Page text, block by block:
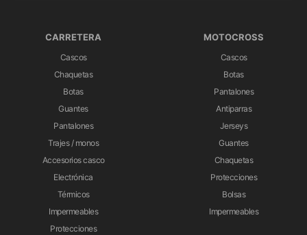
CARRETERA
Cascos
Chaquetas
Botas
Guantes
Pantalones
Trajes / monos
Accesorios casco
Electrónica
Térmicos
Impermeables
Protecciones
MOTOCROSS
Cascos
Botas
Pantalones
Antiparras
Jerseys
Guantes
Chaquetas
Protecciones
Bolsas
Impermeables